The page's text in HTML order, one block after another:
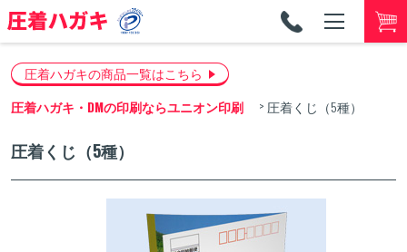
TEL
圧着ハガキの商品一覧はこちら
圧着ハガキ・DMの印刷ならユニオン印刷
圧着くじ（5種）
圧着くじ（5種）